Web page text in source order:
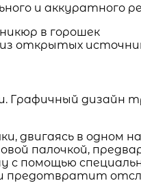
и аккуратного
открытых
дизайн
в одном
палочкой,
помощью
предотвратит